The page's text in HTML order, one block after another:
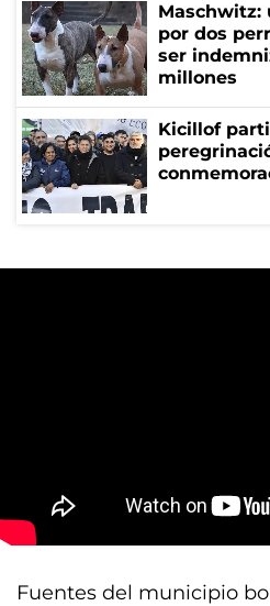
Maschwitz:
por dos
ser
millones
Kicillof
Fuentes del municipio